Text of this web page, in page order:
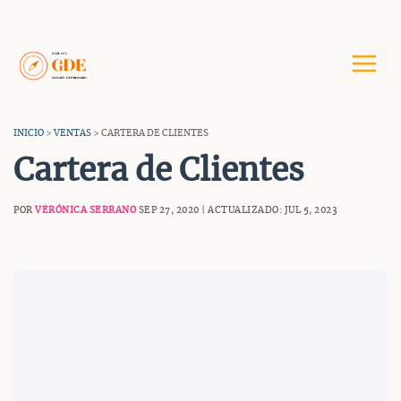
contenido
INICIO > VENTAS > CARTERA DE CLIENTES
Cartera de Clientes
POR VERÓNICA SERRANOSEP 27, 2020 | ACTUALIZADO: JUL 5, 2023